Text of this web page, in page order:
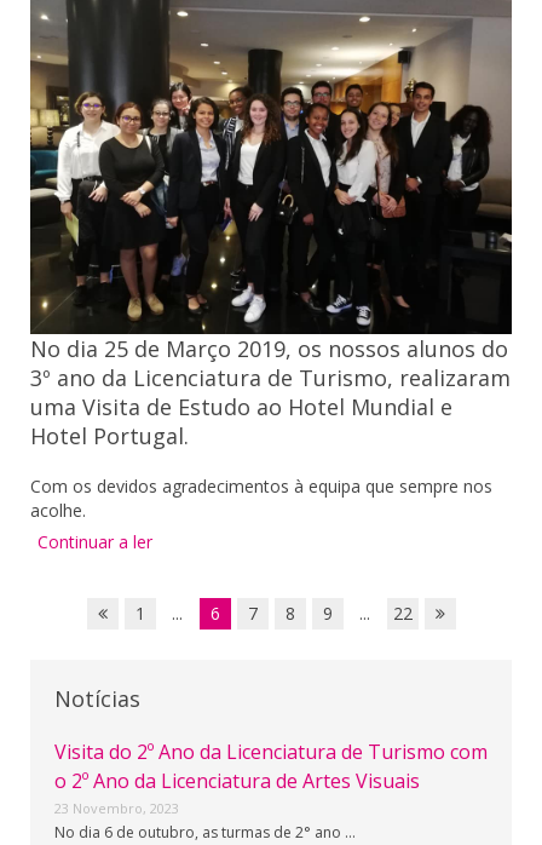
No dia 25 de Março 2019, os nossos alunos do
3º ano da Licenciatura de Turismo, realizaram
uma Visita de Estudo ao Hotel Mundial e
Hotel Portugal.
Com os devidos agradecimentos à equipa que sempre nos
acolhe.
Continuar a ler
1 ... 6 7 8 9 ... 22
Notícias
Visita do 2º Ano da Licenciatura de Turismo com
o 2º Ano da Licenciatura de Artes Visuais
23 Novembro, 2023
No dia 6 de outubro, as turmas de 2° ano …